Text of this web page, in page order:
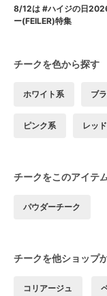
8/12は #ハイジの日
ー(FEILER)特集
チークを色から探す
ホワイト系 ブ
ピンク系 レッ
チークをこのアイテ
パウダーチーク
チークを他ショップ
コリアージュ